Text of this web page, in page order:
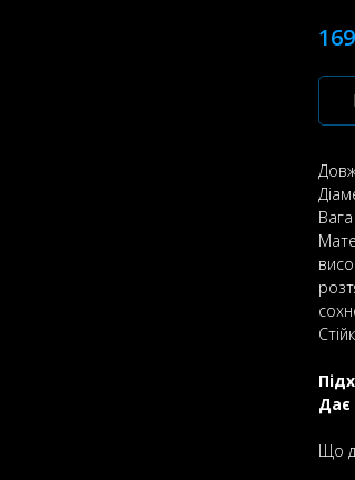
Дає
Що